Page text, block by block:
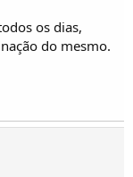
os dias,
do mesmo.